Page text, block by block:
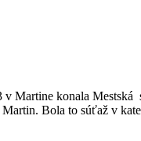
Martine konala
Bola to súťaž v